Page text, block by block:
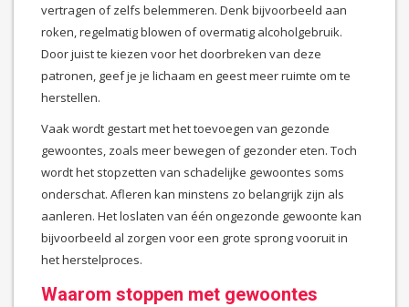
vertragen of zelfs belemmeren. Denk bijvoorbeeld aan
roken, regelmatig blowen of overmatig alcoholgebruik.
Door juist te kiezen voor het doorbreken van deze
patronen, geef je je lichaam en geest meer ruimte om te
herstellen.
Vaak wordt gestart met het toevoegen van gezonde
gewoontes, zoals meer bewegen of gezonder eten. Toch
wordt het stopzetten van schadelijke gewoontes soms
onderschat. Afleren kan minstens zo belangrijk zijn als
aanleren. Het loslaten van één ongezonde gewoonte kan
bijvoorbeeld al zorgen voor een grote sprong vooruit in
het herstelproces.
Waarom stoppen met gewoontes